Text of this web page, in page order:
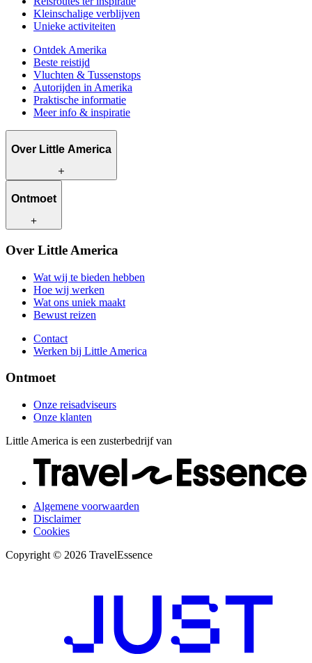
Kleinschalige verblijven
Unieke activiteiten
Ontdek Amerika
Beste reistijd
Vluchten & Tussenstops
Autorijden in Amerika
Praktische informatie
Meer info & inspiratie
Over Little America
Wat wij te bieden hebben
Wat ons uniek maakt
Contact
Werken bij Little America
Ontmoet
Onze reisadviseurs
Over Little America
Wat wij te bieden hebben
Hoe wij werken
Wat ons uniek maakt
Bewust reizen
Contact
Werken bij Little America
Ontmoet
Onze reisadviseurs
Onze klanten
Little America is een zusterbedrijf van
Algemene voorwaarden
Disclaimer
Cookies
Copyright © 2026 TravelEssence